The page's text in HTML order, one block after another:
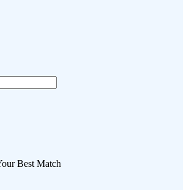
Best Match